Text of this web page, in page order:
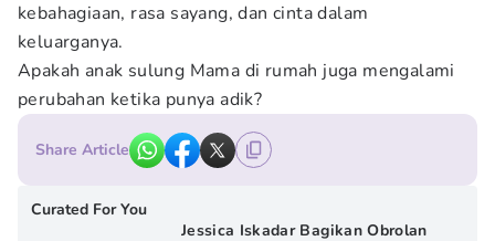
kebahagiaan, rasa sayang, dan cinta dalam
keluarganya.
Apakah anak sulung Mama di rumah juga mengalami
perubahan ketika punya adik?
Share Article
Curated For You
Jessica Iskadar Bagikan Obrolan